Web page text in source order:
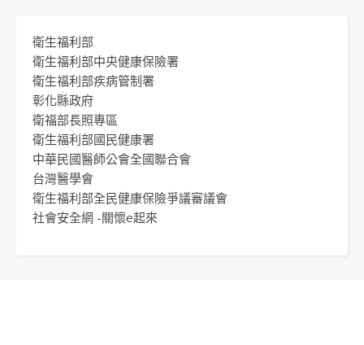
衛生福利部
衛生福利部中央健康保險署
衛生福利部疾病管制署
彰化縣政府
衛福部長照專區
衛生福利部國民健康署
中華民國醫師公會全國聯合會
台灣醫學會
衛生福利部全民健康保險爭議審議會
社會安全網 -關懷e起來